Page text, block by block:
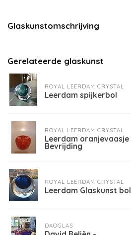
Glaskunstomschrijving
Gerelateerde glaskunst
ROYAL LEERDAM CRYSTAL
Leerdam spijkerbol
ROYAL LEERDAM CRYSTAL
Leerdam oranjevaasje
Bevrijding
ROYAL LEERDAM CRYSTAL
Leerdam Glaskunst bol
DAOGLAS